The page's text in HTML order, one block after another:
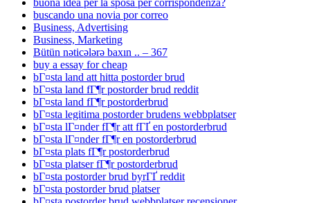
buscando una novia por correo
Business, Advertising
Business, Marketing
Bütün nəticələrə baxın .. – 367
buy a essay for cheap
bГ¤sta land att hitta postorder brud
bГ¤sta land fГ¶r postorder brud reddit
bГ¤sta land fГ¶r postorderbrud
bГ¤sta legitima postorder brudens webbplatser
bГ¤sta lГ¤nder fГ¶r att fГҐ en postorderbrud
bГ¤sta lГ¤nder fГ¶r en postorderbrud
bГ¤sta plats fГ¶r postorderbrud
bГ¤sta platser fГ¶r postorderbrud
bГ¤sta postorder brud byrГҐ reddit
bГ¤sta postorder brud platser